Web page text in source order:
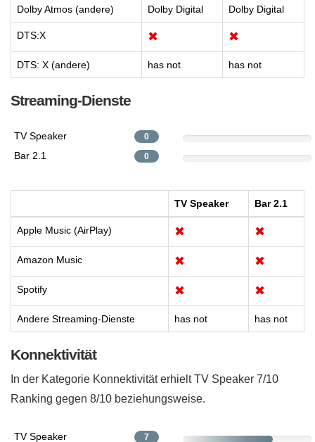
Dolby Atmos (andere) Dolby Digital Dolby Digital
DTS:X ✖ ✖
DTS: X (andere) has not has not
Streaming-Dienste
TV Speaker 0
Bar 2.1 0
TV Speaker Bar 2.1
Apple Music (AirPlay) ✖ ✖
Amazon Music ✖ ✖
Spotify ✖ ✖
Andere Streaming-Dienste has not has not
Konnektivität
In der Kategorie Konnektivität erhielt TV Speaker 7/10
Ranking gegen 8/10 beziehungsweise.
TV Speaker 7